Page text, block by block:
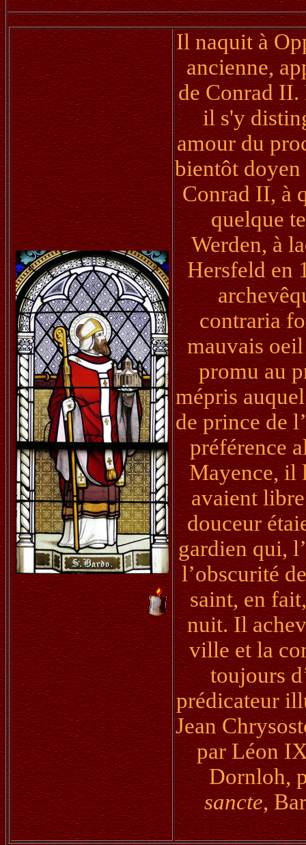
Il naquit à
ancienne,
de Conrad II.
il s'y
amour du
bientôt doyen
Conrad II, à
quelque
Werden, à
Hersfeld en
contraria
mauvais
promu au
mépris
de prince de
préférence
Mayence, il
avaient libre
douceur
gardien qui,
l’obscurité
saint, en
nuit. Il
ville et la
toujours
prédicateur
Jean
par Léon
Dornloh,
sancte,